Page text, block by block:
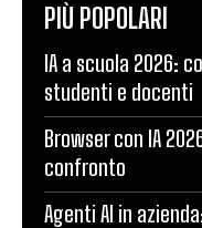
PIÙ POPOLARI
IA a scuola 2026:
studenti e docenti
Browser con IA
confronto
Agenti AI in